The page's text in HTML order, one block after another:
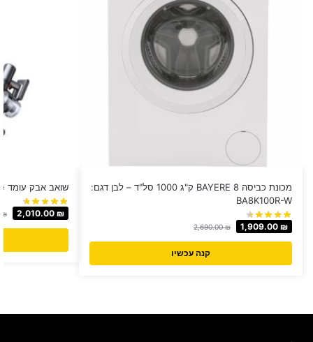
מכונת כביסה BAYERE 8 ק"ג 1000 סל"ד – לבן דגם:
BA8K100R-W
2,690.00₪ 1,909.00 ₪
קנה עכשיו
שואב אבק עומד Dreame דגם V12
₪ 2,010.00 ₪